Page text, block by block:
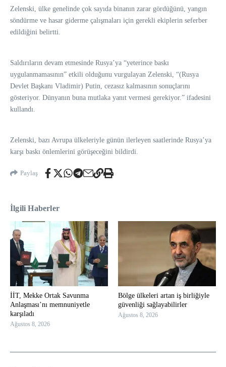
Zelenski, ülke genelinde çok sayıda binanın zarar gördüğünü, yangın
söndürme ve hasar giderme çalışmaları için gerekli ekiplerin seferber
edildiğini belirtti.
Saldırıların devam etmesinde Rusya’ya “yeterince baskı
uygulanmamasının” etkili olduğunu vurgulayan Zelenski, “(Rusya
Devlet Başkanı Vladimir) Putin, cezasız kalmasının sonuçlarını
gösteriyor. Dünyanın buna mutlaka yanıt vermesi gerekiyor.” ifadesini
kullandı.
Zelenski, bazı Avrupa ülkeleriyle günün ilerleyen saatlerinde Rusya’ya
karşı baskı önlemlerini görüşeceğini bildirdi.
Paylaş
İlgili Haberler
İİT, Mekke Ortak Savunma
Anlaşması’nı memnuniyetle
karşıladı
Ağustos 8, 2026
Bölge ülkeleri artan iş birliğiyle
güvenliği sağlayabilirler
Ağustos 8, 2026